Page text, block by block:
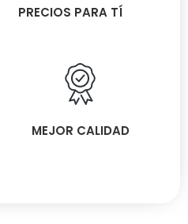
PRECIOS PARA TÍ
MEJOR CALIDAD